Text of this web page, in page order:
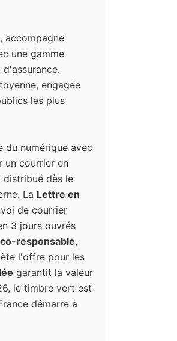
accompagne
une gamme
engagée
les plus
du numérique avec
un courrier en
distribué dès le
La Lettre en
de courrier
3 jours ouvrés
responsable,
l'offre pour les
garantit la valeur
le timbre vert est
démarre à